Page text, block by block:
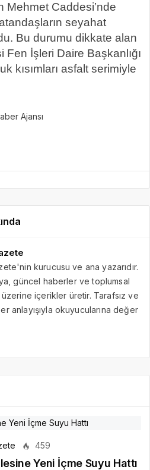
Mehmet Caddesi’nde
seyahat
Bu durumu dikkate alan
İşleri Daire Başkanlığı
kısımları asfalt serimiyle
Ajansı
kurucusu ve ana yazarıdır.
güncel haberler ve toplumsal
içerikler üretir. Tarafsız ve
anlayışıyla okuyucularına değer
459
Yeni İçme Suyu Hattı